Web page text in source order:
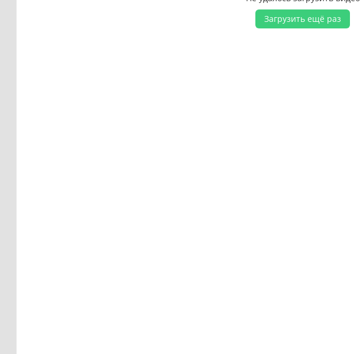
Загрузить ещё раз